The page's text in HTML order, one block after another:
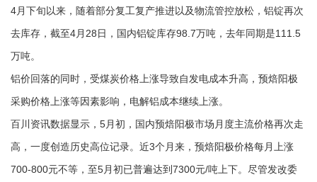
4月下旬以来，随着部分复工复产推进以及物流管控放松，铝锭再次
去库存，截至4月28日，国内铝锭库存98.7万吨，去年同期是111.5
万吨。
铝价回落的同时，受煤炭价格上涨导致自发电成本升高，预焙阳极
采购价格上涨等因素影响，电解铝成本继续上涨。
百川资讯数据显示，5月初，国内预焙阳极市场月度主流价格再次走
高，一度创造历史高位记录。近3个月来，预焙阳极价格每月上涨
700-800元不等，至5月初已普遍达到7300元/吨上下。尽管发改委